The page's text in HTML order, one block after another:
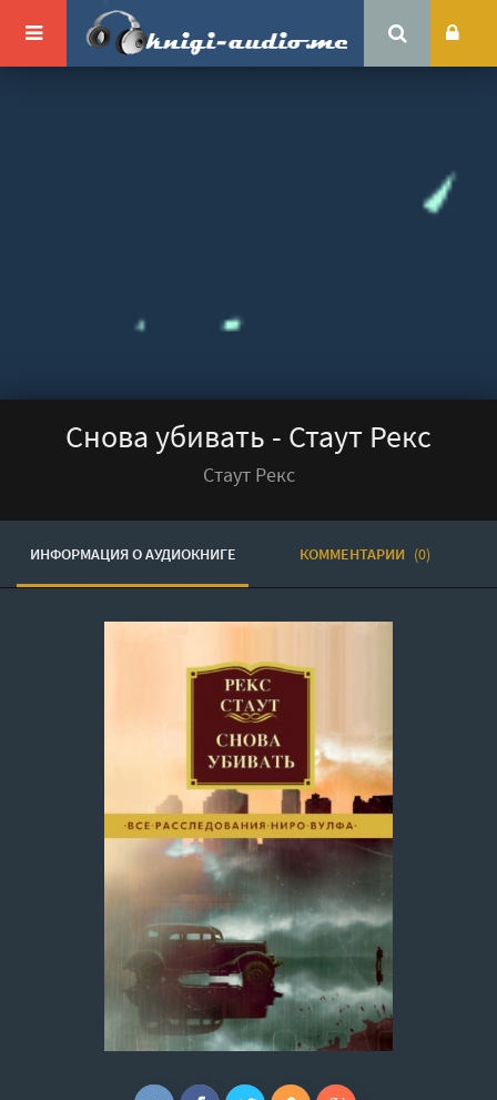
Снова убивать - Стаут Рекс
Стаут Рекс
ИНФОРМАЦИЯ О АУДИОКНИГЕ КОММЕНТАРИИ (0)